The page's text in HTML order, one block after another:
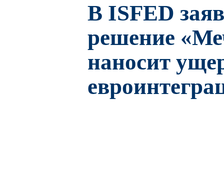
В ISFED
решение
наносит